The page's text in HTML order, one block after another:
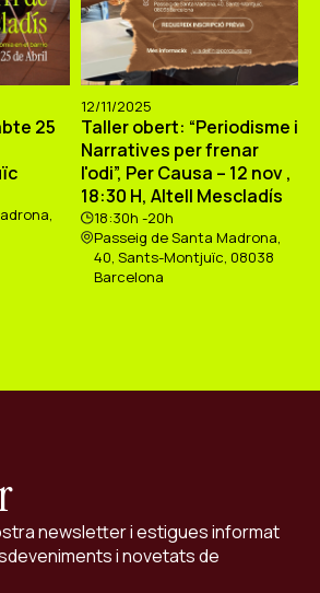
25
12/11/2025
Taller obert: “Periodisme i
Narratives per frenar
l'odi”, Per Causa – 12 nov ,
18:30 H, Altell Mescladís
18:30h -20h
Passeig de Santa Madrona,
40, Sants-Montjuïc, 08038
Barcelona
newsletter i estigues informat
i novetats de